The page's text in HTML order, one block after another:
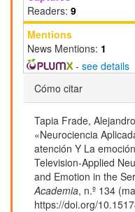
Readers: 9
Mentions
News Mentions: 1
- see details
Detalles
del
artículo
Cómo citar
Tapia Frade,
«Neurociencia
atención Y La
Television-Applied
and Emotion in the
Academia, n.º 134
https://doi.org/